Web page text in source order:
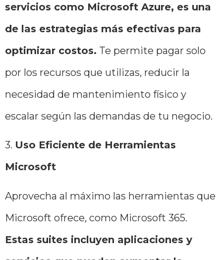
servicios como Microsoft Azure, es una
de las estrategias más efectivas para
optimizar costos. Te permite pagar solo
por los recursos que utilizas, reducir la
necesidad de mantenimiento físico y
escalar según las demandas de tu negocio.
3. Uso Eficiente de Herramientas
Microsoft
Aprovecha al máximo las herramientas que
Microsoft ofrece, como Microsoft 365.
Estas suites incluyen aplicaciones y